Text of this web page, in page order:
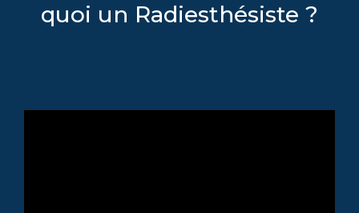
quoi un Radiesthésiste ?